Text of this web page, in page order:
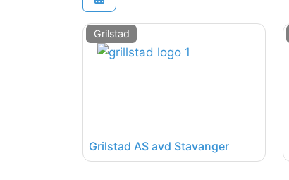
Grilstad
Grilstad AS avd Stavanger